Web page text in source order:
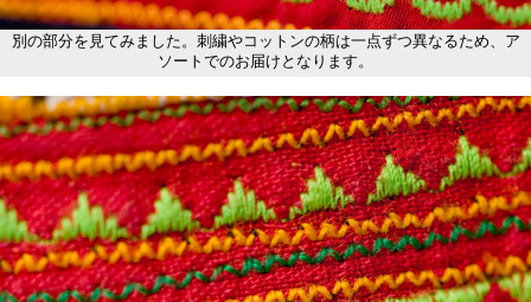
別の部分を見てみました。刺繍やコットンの柄は一点ずつ異なるため、ア
ソートでのお届けとなります。